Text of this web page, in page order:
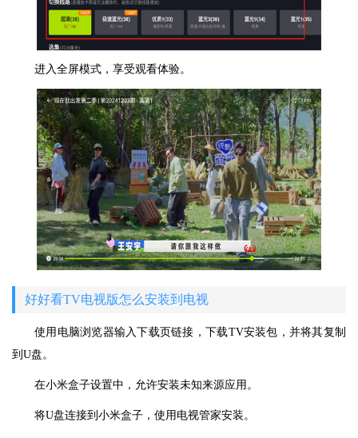
进入全屏模式，享受观看体验。
好好看TV电视版怎么安装到电视
使用电脑浏览器输入下载页链接，下载TV安装包，并将其复制
到U盘。
在小米盒子设置中，允许安装未知来源应用。
将U盘连接到小米盒子，使用电视管家安装。